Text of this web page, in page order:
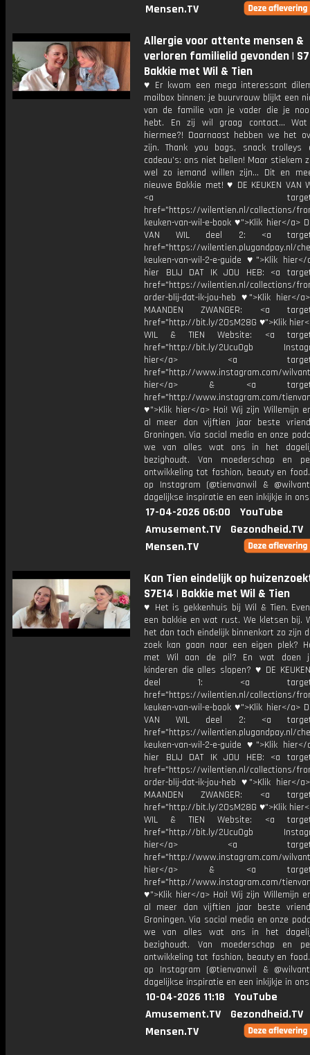
Mensen.TV
Allergie voor attente mensen &
verloren familielid gevonden |
Bakkie met Wil & Tien
♥ Er kwam een mega interessant
mailbox binnen: je buurvrouw blijkt een
van de familie van je vader die je
hebt. En zij wil graag contact…
hiermee?! Daarnaast hebben we het
zijn. Thank you bags, snack trolleys
cadeau’s: ons niet bellen! Maar stiekem
wel zo iemand willen zijn… Dit en
nieuwe Bakkie met! ♥ DE KEUKEN VAN
<a
href="https://wilentien.nl/collections/
keuken-van-wil-e-book ♥">Klik hier</a>
VAN WIL deel 2: <a
href="https://wilentien.plugandpay.nl/
keuken-van-wil-2-e-guide ♥">Klik
hier BLIJ DAT IK JOU HEB: <a
href="https://wilentien.nl/collections/
order-blij-dat-ik-jou-heb ♥">Klik hier</
MAANDEN ZWANGER: <a
href="http://bit.ly/2OsM28G ♥">Klik
WIL & TIEN Website: <a
href="http://bit.ly/2Ucu0gb
hier</a> <a
href="http://www.instagram.com/
hier</a> & <a
href="http://www.instagram.com/
♥">Klik hier</a> Hoi! Wij zijn Willemijn
al meer dan vijftien jaar beste
Groningen. Via social media en onze
we van alles wat ons in het
bezighoudt. Van moederschap en
ontwikkeling tot fashion, beauty en
op Instagram (@tienvanwil &
dagelijkse inspiratie en een inkijkje in
17-04-2026 06:00
YouTube
Amusement.TV
Gezondheid.TV
Mensen.TV
Kan Tien eindelijk op
S7E14 | Bakkie met Wil & Tien
♥ Het is gekkenhuis bij Wil & Tien.
een bakkie en wat rust. We kletsen bij.
het dan toch eindelijk binnenkort zo zijn
zoek kan gaan naar een eigen plek?
met Wil aan de pil? En wat doen
kinderen die alles slopen? ♥ DE
deel 1: <a
href="https://wilentien.nl/collections/
keuken-van-wil-e-book ♥">Klik hier</a>
VAN WIL deel 2: <a
href="https://wilentien.plugandpay.nl/
keuken-van-wil-2-e-guide ♥">Klik
hier BLIJ DAT IK JOU HEB: <a
href="https://wilentien.nl/collections/
order-blij-dat-ik-jou-heb ♥">Klik hier</
MAANDEN ZWANGER: <a
href="http://bit.ly/2OsM28G ♥">Klik
WIL & TIEN Website: <a
href="http://bit.ly/2Ucu0gb
hier</a> <a
href="http://www.instagram.com/
hier</a> & <a
href="http://www.instagram.com/
♥">Klik hier</a> Hoi! Wij zijn Willemijn
al meer dan vijftien jaar beste
Groningen. Via social media en onze
we van alles wat ons in het
bezighoudt. Van moederschap en
ontwikkeling tot fashion, beauty en
op Instagram (@tienvanwil &
dagelijkse inspiratie en een inkijkje in
10-04-2026 11:18
YouTube
Amusement.TV
Gezondheid.TV
Mensen.TV